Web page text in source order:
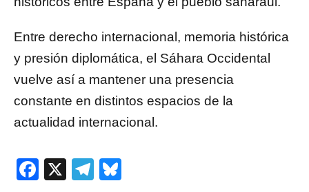
Entre derecho internacional, memoria histórica
y presión diplomática, el Sáhara Occidental
vuelve así a mantener una presencia
constante en distintos espacios de la
actualidad internacional.
Facebook
X Telegram